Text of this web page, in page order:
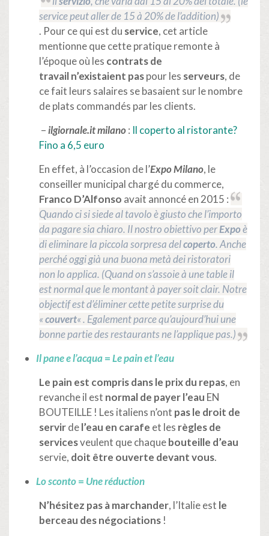
service peut aller de 15 à 20% de l’addition)
. Pour ce qui est du service, cet article
mentionne que cette pratique remonte à
l’époque où les contrats de
travailn’existaient paspourles serveurs, de
ce fait leurs salaires se basaient sur le nombre
de plats commandés par les clients.
–ilgiornale.it milano: Il coperto al ristorante?
Fino a 6,5 euro
En effet, à l’occasion de l’Expo Milano, le
conseiller municipal chargé du commerce,
Franco D’Alfonso avait annoncé en 2015 :
Quando ci si siede al tavolo è giusto che l’importo
da pagare sia chiaro. Il nostro obiettivo perExpoè
di eliminare la piccola sorpresa delcoperto. Anche
perché oggi già una buona metà dei ristoratori
non lo applica. (Quand on s’assoie à une table il
est normal que le montant à payer soit clair. Notre
objectif est d’éliminer cette petite surprise du
«couvert« . Egalement parce qu’aujourd’hui une
bonne partie des restaurants ne l’applique pas.)
Il pane e l’acqua=Le pain et l’eau
Le pain est compris dans le prix du repas, en
revanche il est normal de payer l’eau EN
BOUTEILLE ! Les italiens n’ont pas le droit de
servirdel’eau en carafe et les règles de
servicesveulent que chaquebouteille d’eau
servie, doit être ouverte devant vous.
Lo sconto= Une réduction
N’hésitez pas à marchander, l’Italie est le
berceau des négociations !